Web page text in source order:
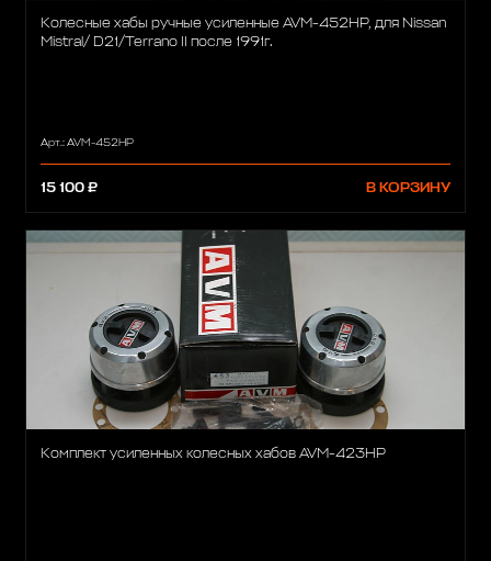
Колесные хабы ручные усиленные AVM-452HP, для Nissan
Mistral/ D21/Terrano II после 1991г.
Арт.: AVM-452HP
15 100 ₽ В КОРЗИНУ
Комплект усиленных колесных хабов AVM-423HP